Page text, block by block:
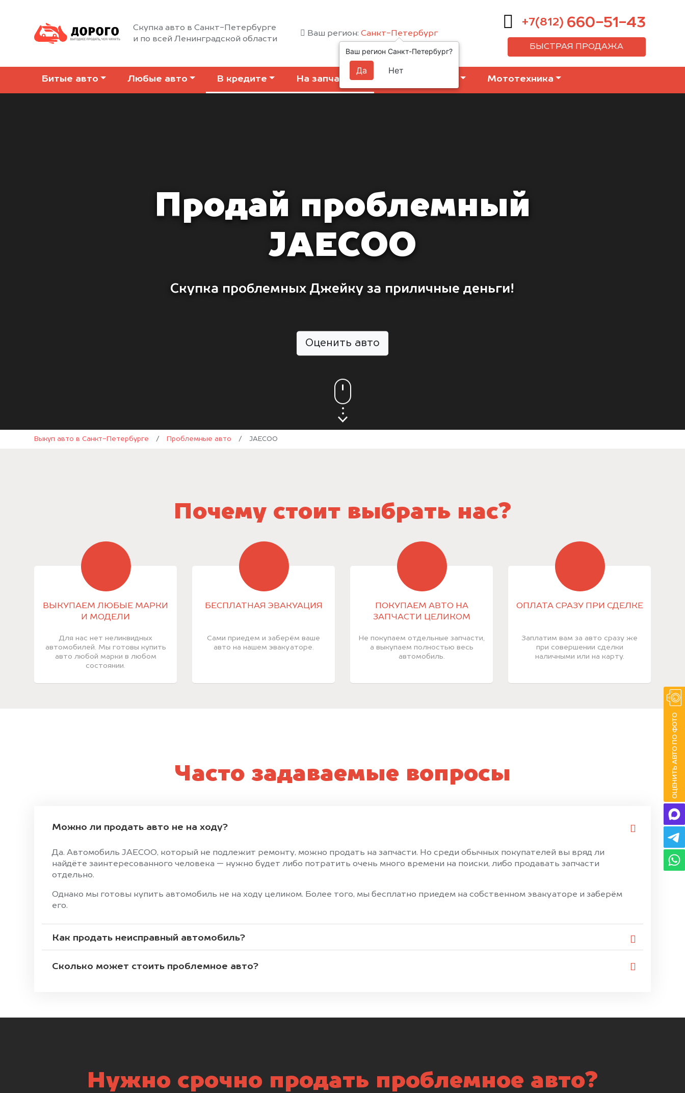
Скупка авто в Санкт-Петербурге
и по всей Ленинградской области
Ваш регион: Санкт-Петербург
+7(812) 660-51-43
БЫСТРАЯ ПРОДАЖА
Битые авто Любые авто В кредите На запчасти Мототехника
Продай проблемный
JAECOO
Скупка проблемных Джейку за приличные деньги!
Оценить авто
Выкуп авто в Санкт-Петербурге / Проблемные авто / JAECOO
Почему стоит выбрать нас?
ВЫКУПАЕМ ЛЮБЫЕ МАРКИ
И МОДЕЛИ
Для нас нет неликвидных
автомобилей. Мы готовы купить
авто любой марки в любом
состоянии.
БЕСПЛАТНАЯ ЭВАКУАЦИЯ
Сами приедем и заберём ваше
авто на нашем эвакуаторе.
ПОКУПАЕМ АВТО НА
ЗАПЧАСТИ ЦЕЛИКОМ
Не покупаем отдельные запчасти,
а выкупаем полностью весь
автомобиль.
ОПЛАТА СРАЗУ ПРИ СДЕЛКЕ
Заплатим вам за авто сразу же
при совершении сделки
наличными или на карту.
Часто задаваемые вопросы
Можно ли продать авто не на ходу?
Да. Автомобиль JAECOO, который не подлежит ремонту, можно продать на запчасти. Но среди обычных покупателей вы вряд ли
найдёте заинтересованного человека — нужно будет либо потратить очень много времени на поиски, либо продавать запчасти
отдельно.
Однако мы готовы купить автомобиль не на ходу целиком. Более того, мы бесплатно приедем на собственном эвакуаторе и заберём
его.
Как продать неисправный автомобиль?
Сколько может стоить проблемное авто?
Нужно срочно продать проблемное авто?
Ваш регион Санкт-Петербург?
Да Нет